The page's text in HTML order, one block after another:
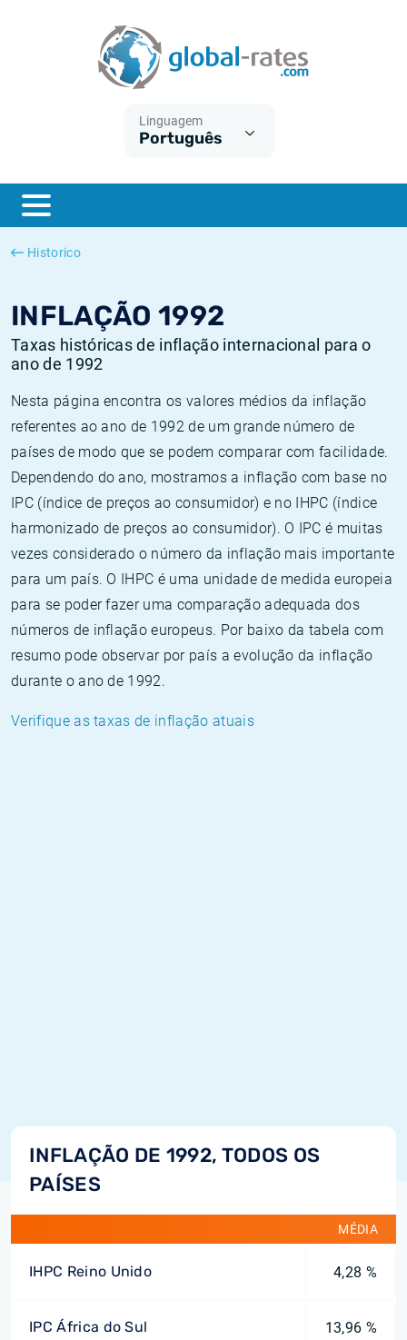
Linguagem
Português
Historico
INFLAÇÃO 1992
Taxas históricas de inflação internacional para o
ano de 1992
Nesta página encontra os valores médios da inflação
referentes ao ano de 1992 de um grande número de
países de modo que se podem comparar com facilidade.
Dependendo do ano, mostramos a inflação com base no
IPC (índice de preços ao consumidor) e no IHPC (índice
harmonizado de preços ao consumidor). O IPC é muitas
vezes considerado o número da inflação mais importante
para um país. O IHPC é uma unidade de medida europeia
para se poder fazer uma comparação adequada dos
números de inflação europeus. Por baixo da tabela com
resumo pode observar por país a evolução da inflação
durante o ano de 1992.
Verifique as taxas de inflação atuais
INFLAÇÃO DE 1992, TODOS OS
PAÍSES
MÉDIA
IHPC Reino Unido 4,28 %
IPC África do Sul 13,96 %
ESTER
SONIA
O que é a inflação do IPC?
O que é a inflação do IHPC?
Inflação Estados Unidos
Inflação Europa
Taxas Euribor históricas
Taxas ESTER históricas
Taxas SONIA históricas
Taxas TONAR históricas
Calculadora de inflação